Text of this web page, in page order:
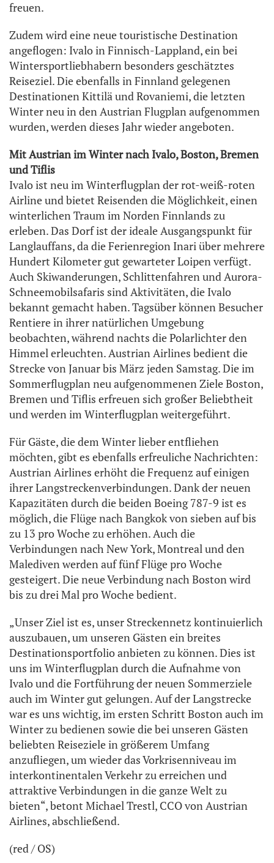
freuen.
Zudem wird eine neue touristische Destination
angeflogen: Ivalo in Finnisch-Lappland, ein bei
Wintersportliebhabern besonders geschätztes
Reiseziel. Die ebenfalls in Finnland gelegenen
Destinationen Kittilä und Rovaniemi, die letzten
Winter neu in den Austrian Flugplan aufgenommen
wurden, werden dieses Jahr wieder angeboten.
Mit Austrian im Winter nach Ivalo, Boston, Bremen
und Tiflis
Ivalo ist neu im Winterflugplan der rot-weiß-roten
Airline und bietet Reisenden die Möglichkeit, einen
winterlichen Traum im Norden Finnlands zu
erleben. Das Dorf ist der ideale Ausgangspunkt für
Langlauffans, da die Ferienregion Inari über mehrere
Hundert Kilometer gut gewarteter Loipen verfügt.
Auch Skiwanderungen, Schlittenfahren und Aurora-
Schneemobilsafaris sind Aktivitäten, die Ivalo
bekannt gemacht haben. Tagsüber können Besucher
Rentiere in ihrer natürlichen Umgebung
beobachten, während nachts die Polarlichter den
Himmel erleuchten. Austrian Airlines bedient die
Strecke von Januar bis März jeden Samstag. Die im
Sommerflugplan neu aufgenommenen Ziele Boston,
Bremen und Tiflis erfreuen sich großer Beliebtheit
und werden im Winterflugplan weitergeführt.
Für Gäste, die dem Winter lieber entfliehen
möchten, gibt es ebenfalls erfreuliche Nachrichten:
Austrian Airlines erhöht die Frequenz auf einigen
ihrer Langstreckenverbindungen. Dank der neuen
Kapazitäten durch die beiden Boeing 787-9 ist es
möglich, die Flüge nach Bangkok von sieben auf bis
zu 13 pro Woche zu erhöhen. Auch die
Verbindungen nach New York, Montreal und den
Malediven werden auf fünf Flüge pro Woche
gesteigert. Die neue Verbindung nach Boston wird
bis zu drei Mal pro Woche bedient.
„Unser Ziel ist es, unser Streckennetz kontinuierlich
auszubauen, um unseren Gästen ein breites
Destinationsportfolio anbieten zu können. Dies ist
uns im Winterflugplan durch die Aufnahme von
Ivalo und die Fortführung der neuen Sommerziele
auch im Winter gut gelungen. Auf der Langstrecke
war es uns wichtig, im ersten Schritt Boston auch im
Winter zu bedienen sowie die bei unseren Gästen
beliebten Reiseziele in größerem Umfang
anzufliegen, um wieder das Vorkrisenniveau im
interkontinentalen Verkehr zu erreichen und
attraktive Verbindungen in die ganze Welt zu
bieten“, betont Michael Trestl, CCO von Austrian
Airlines, abschließend.
(red / OS)